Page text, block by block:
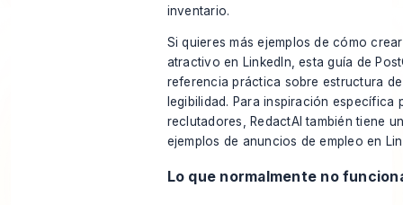
inventario.
Si quieres más ejemplos decómo
atractivo en LinkedIn, esta guía de
referencia práctica sobre estructura
legibilidad. Para inspiración específica
reclutadores, RedactAI también tiene
ejemplos de anuncios de empleo en
Lo que normalmente no